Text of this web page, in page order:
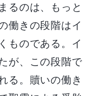
るのは、もっと
働きの段階はイ
ものである。イ
が、この段階で
る。贖いの働き